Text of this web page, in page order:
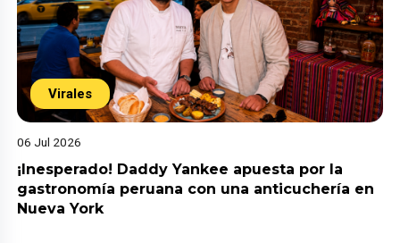
Virales
06 Jul 2026
¡Inesperado! Daddy Yankee apuesta por la
gastronomía peruana con una anticuchería en
Nueva York